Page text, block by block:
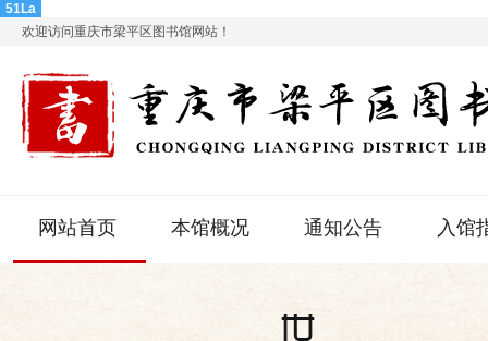
51La
欢迎访问重庆市梁平区图书馆网站！
网站首页 本馆概况 通知公告 入馆